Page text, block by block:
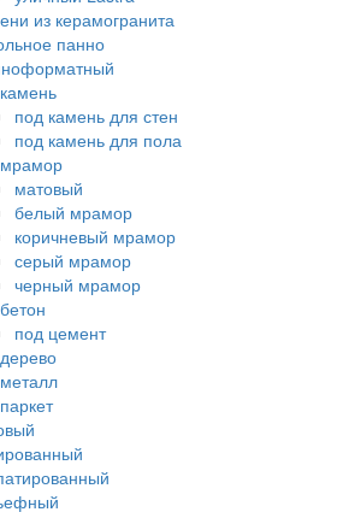
из керамогранита
панно
под камень для стен
под камень для пола
матовый
белый мрамор
коричневый мрамор
серый мрамор
черный мрамор
под цемент